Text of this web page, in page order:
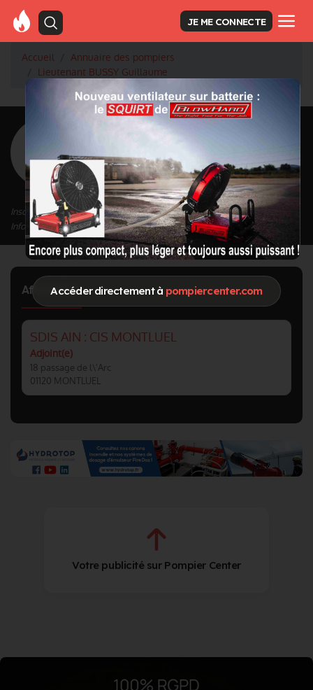
Accéder directement à pompiercenter.com
JE ME CONNECTE
Accueil
Annuaire des pompiers
Lieutenant BUSSY Guillaume
Retour à la liste des pompiers
BUSSY
Guillaume
Grade : Lieutenant
Inscrit depuis le 15/03/2023 à 09:37
Informations mises à jour le 16/05/2024 à 15:39
Affectation
SDIS AIN : CIS MONTLUEL
Adjoint(e)
18 passage de l\'Arc
01120 MONTLUEL
Votre publicité sur Pompier Center